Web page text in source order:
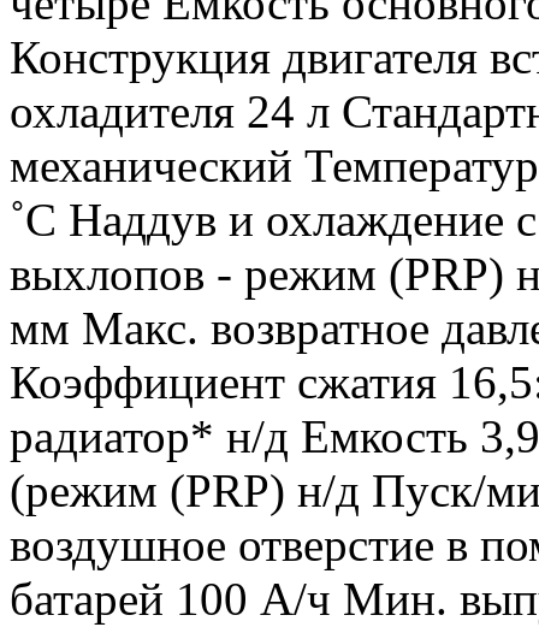
Конструкция двигателя
охладителя 24 л
механический
˚С Наддув и охлаждение
выхлопов - режим (PRP)
мм Макс. возвратное
Коэффициент сжатия
радиатор* н/д Емкость
(режим (PRP) н/д Пуск/
воздушное отверстие в
батарей 100 А/ч Мин.